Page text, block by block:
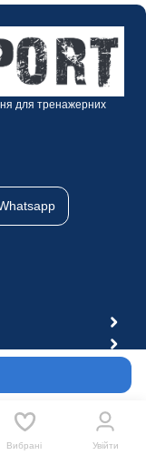
Вибрані Увійти
для тренажерних